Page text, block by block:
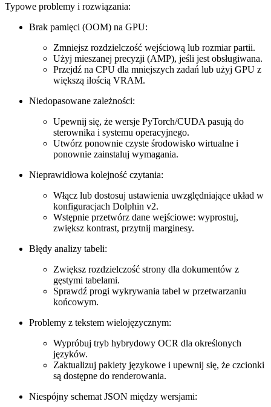
Typowe problemy i rozwiązania:
Brak pamięci (OOM) na GPU:
Zmniejsz rozdzielczość wejściową lub rozmiar partii.
Użyj mieszanej precyzji (AMP), jeśli jest obsługiwana.
Przejdź na CPU dla mniejszych zadań lub użyj GPU z
większą ilością VRAM.
Niedopasowane zależności:
Upewnij się, że wersje PyTorch/CUDA pasują do
sterownika i systemu operacyjnego.
Utwórz ponownie czyste środowisko wirtualne i
ponownie zainstaluj wymagania.
Nieprawidłowa kolejność czytania:
Włącz lub dostosuj ustawienia uwzględniające układ w
konfiguracjach Dolphin v2.
Wstępnie przetwórz dane wejściowe: wyprostuj,
zwiększ kontrast, przytnij marginesy.
Błędy analizy tabeli:
Zwiększ rozdzielczość strony dla dokumentów z
gęstymi tabelami.
Sprawdź progi wykrywania tabel w przetwarzaniu
końcowym.
Problemy z tekstem wielojęzycznym:
Wypróbuj tryb hybrydowy OCR dla określonych
języków.
Zaktualizuj pakiety językowe i upewnij się, że czcionki
są dostępne do renderowania.
Niespójny schemat JSON między wersjami: